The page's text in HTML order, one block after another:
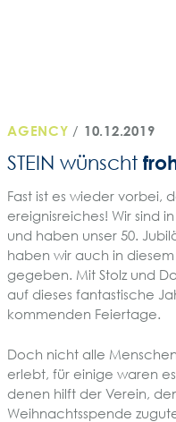
AGENCY / 10.12.2019
STEIN wünscht
Fast ist es wieder vorbei,
ereignisreiches! Wir sind
und haben unser 50.
haben wir auch in
gegeben. Mit Stolz und
auf dieses fantastische
kommenden Feiertage.
Doch nicht alle
erlebt, für einige waren
denen hilft der Verein,
Weihnachtsspende